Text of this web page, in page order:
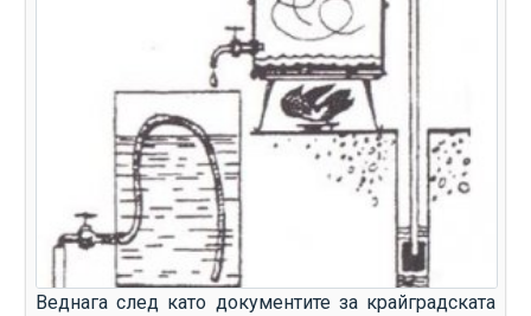
Веднага след като документите за крайградската